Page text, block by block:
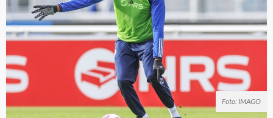
Foto: IMAGO